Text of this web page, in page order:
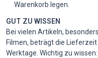
Warenkorb legen.
GUT ZU WISSEN
Bei vielen Artikeln,
Filmen, beträgt die
Werktage. Wichtig zu